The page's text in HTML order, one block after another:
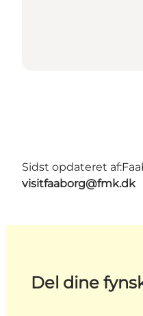
Sidst opdateret af:
visitfaaborg@fmk.dk
Del dine